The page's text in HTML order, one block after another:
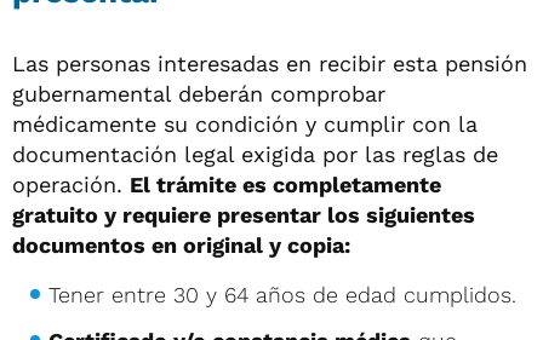
Las personas interesadas en recibir esta pensión
gubernamental deberán comprobar
médicamente su condición y cumplir con la
documentación legal exigida por las reglas de
operación. El trámite es completamente
gratuito y requiere presentar los siguientes
documentos en original y copia:
Tener entre 30 y 64 años de edad cumplidos.